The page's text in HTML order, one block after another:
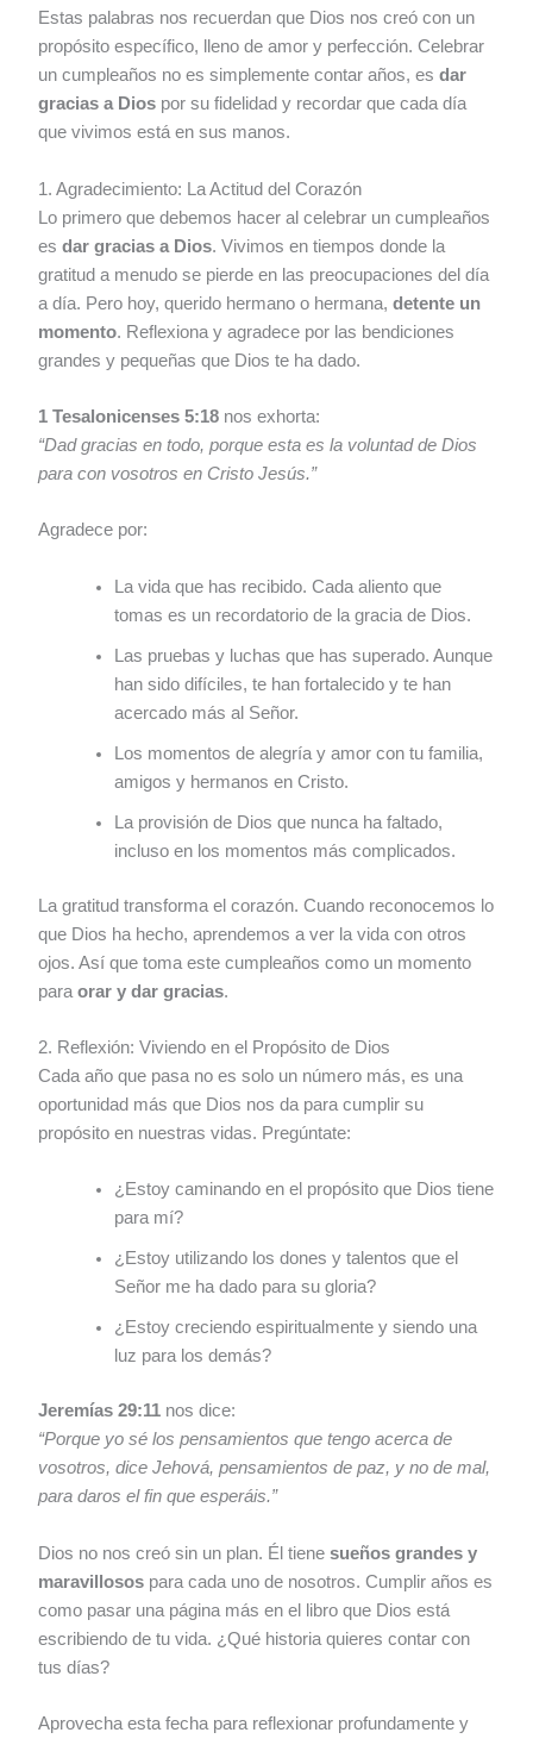
Estas palabras nos recuerdan que Dios nos creó con un
propósito específico, lleno de amor y perfección. Celebrar
un cumpleaños no es simplemente contar años, esdar
gracias a Dios por su fidelidad y recordar que cada día
que vivimos está en sus manos.
1. Agradecimiento: La Actitud del Corazón
Lo primero que debemos hacer al celebrar un cumpleaños
esdar gracias a Dios. Vivimos en tiempos donde la
gratitud a menudo se pierde en las preocupaciones del día
a día. Pero hoy, querido hermano o hermana,detente un
momento. Reflexiona y agradece por las bendiciones
grandes y pequeñas que Dios te ha dado.
1 Tesalonicenses 5:18 nos exhorta:
“Dad gracias en todo, porque esta es la voluntad de Dios
para con vosotros en Cristo Jesús.”
Agradece por:
La vida que has recibido. Cada aliento que
tomas es un recordatorio de la gracia de Dios.
Las pruebas y luchas que has superado. Aunque
han sido difíciles, te han fortalecido y te han
acercado más al Señor.
Los momentos de alegría y amor con tu familia,
amigos y hermanos en Cristo.
La provisión de Dios que nunca ha faltado,
incluso en los momentos más complicados.
La gratitud transforma el corazón. Cuando reconocemos lo
que Dios ha hecho, aprendemos a ver la vida con otros
ojos. Así que toma este cumpleaños como un momento
paraorar y dar gracias.
2. Reflexión: Viviendo en el Propósito de Dios
Cada año que pasa no es solo un número más, es una
oportunidad más que Dios nos da para cumplir su
propósito en nuestras vidas. Pregúntate:
¿Estoy caminando en el propósito que Dios tiene
para mí?
¿Estoy utilizando los dones y talentos que el
Señor me ha dado para su gloria?
¿Estoy creciendo espiritualmente y siendo una
luz para los demás?
Jeremías 29:11 nos dice:
“Porque yo sé los pensamientos que tengo acerca de
vosotros, dice Jehová, pensamientos de paz, y no de mal,
para daros el fin que esperáis.”
Dios no nos creó sin un plan. Él tienesueños grandes y
maravillosos para cada uno de nosotros. Cumplir años es
como pasar una página más en el libro que Dios está
escribiendo de tu vida. ¿Qué historia quieres contar con
tus días?
Aprovecha esta fecha para reflexionar profundamente y